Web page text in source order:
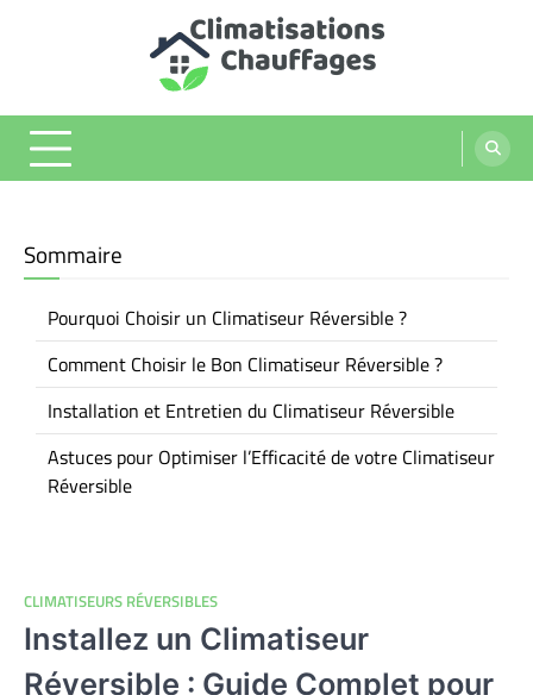
Climatisations chauffages
CLIMATISEURS RÉVERSIBLES
Installez un Climatiseur
Réversible : Guide Complet pour
Sommaire
Pourquoi Choisir un Climatiseur Réversible ?
Comment Choisir le Bon Climatiseur Réversible ?
Installation et Entretien du Climatiseur Réversible
Astuces pour Optimiser l’Efficacité de votre Climatiseur
Réversible